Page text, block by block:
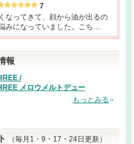
7
なってきて、顔から油が出るの
みになっていました。こち…
報
/
メロウメルトデュー
もっとみる
（毎月1・9・17・24日更新）